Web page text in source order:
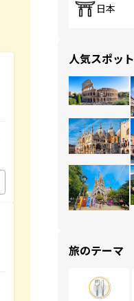
日本
人気スポット
旅のテーマ